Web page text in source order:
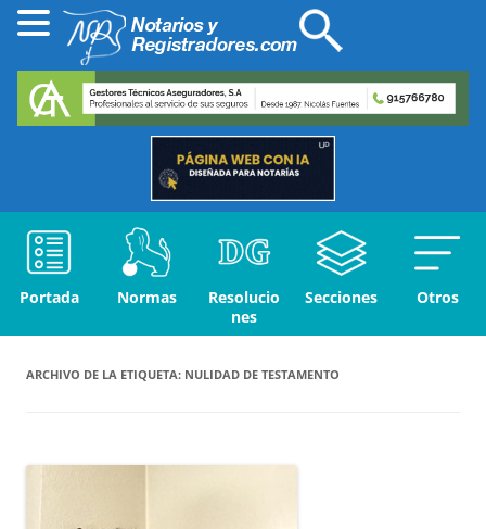
Portada Normas
Resolucio
nes
Secciones Otros
ARCHIVO DE LA ETIQUETA: NULIDAD DE TESTAMENTO